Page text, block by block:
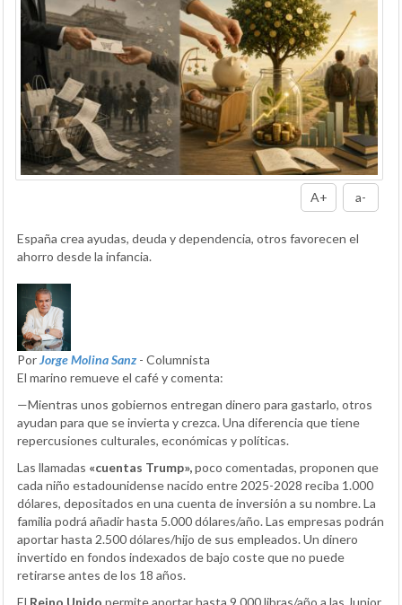
A+ a-
España crea ayudas, deuda y dependencia, otros favorecen el
ahorro desde la infancia.
PorJorge Molina Sanz - Columnista
El marino remueve el café y comenta:
—Mientras unos gobiernos entregan dinero para gastarlo, otros
ayudan para que se invierta y crezca. Una diferencia que tiene
repercusiones culturales, económicas y políticas.
Las llamadas «cuentas Trump»,poco comentadas, proponen que
cada niño estadounidense nacido entre 2025-2028 reciba 1.000
dólares, depositados en una cuenta de inversión a su nombre. La
familia podrá añadir hasta 5.000 dólares/año. Las empresas podrán
aportar hasta 2.500 dólares/hijo de sus empleados. Un dinero
invertido en fondos indexados de bajo coste que no puede
retirarse antes de los 18 años.
El Reino Unido permite aportar hasta 9.000 libras/año a las Junior